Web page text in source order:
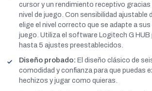
cursor y un rendimiento receptivo gracias
nivel de juego. Con sensibilidad ajustable
elige el nivel correcto que se adapte a
juego. Utiliza el software Logitech G
hasta 5 ajustes preestablecidos.
Diseño probado: El diseño clásico de
comodidad y confianza para que puedas
hechizos y jugar como quieras.